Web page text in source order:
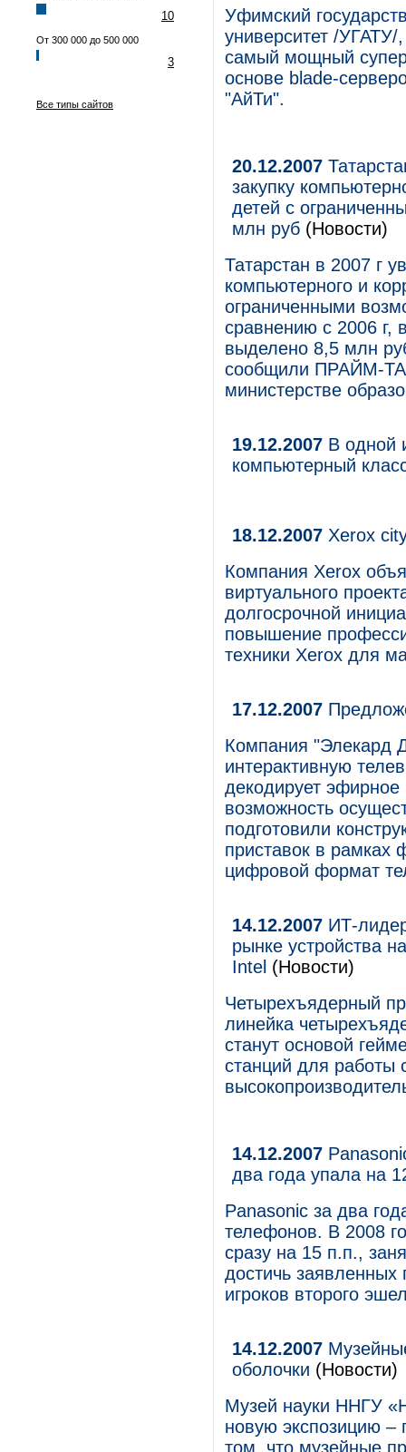
10
От 300 000 до 500 000
3
Все типы сайтов
Уфимский
университет /
самый мощный
основе blade-
"АйТи".
20.12.2007
закупку
детей с
млн руб (Новости)
Татарстан в 2007 г
компьютерного и
ограниченными
сравнению с 2006 г,
выделено 8,5 млн
сообщили ПРАЙМ-
министерстве
19.12.2007 В одной
компьютерный
18.12.2007 Xerox
Компания Xerox
виртуального
долгосрочной
повышение
техники Xerox для
17.12.2007
Компания "Элекард
интерактивную
декодирует
возможность
подготовили
приставок в
цифровой формат
14.12.2007 ИТ-
рынке устройства
Intel (Новости)
Четырехъядерный
линейка
станут основой
станций для работы
14.12.2007
два года упала на
Panasonic за два
телефонов. В 2008
сразу на 15 п.п.,
достичь заявленных
игроков второго
14.12.2007
оболочки (Новости)
Музей науки ННГУ
новую экспозицию –
том, что музейные